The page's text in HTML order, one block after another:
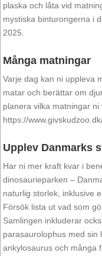
plaska och låta vid
mystiska binturongerna i
2025.
Många matningar
Varje dag kan ni uppleva
matar och berättar om
planera vilka matningar ni
https://
Upplev Danmarks
Har ni mer kraft kvar i
dinosaurieparken –
naturlig storlek, inklusive
Försök lista ut vad som
Samlingen inkluderar
parasaurolophus med sin
ankylosaurus och många